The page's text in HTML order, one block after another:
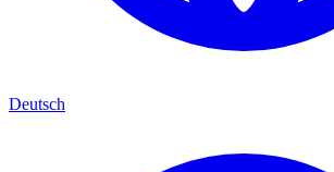
Deutsch